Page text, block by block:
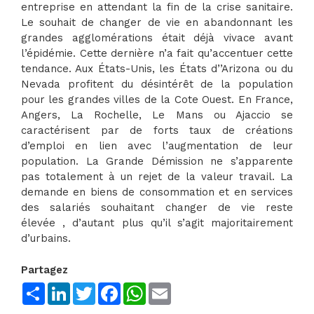
entreprise en attendant la fin de la crise sanitaire.
Le souhait de changer de vie en abandonnant les
grandes agglomérations était déjà vivace avant
l’épidémie. Cette dernière n’a fait qu’accentuer cette
tendance. Aux États-Unis, les États d’’Arizona ou du
Nevada profitent du désintérêt de la population
pour les grandes villes de la Cote Ouest. En France,
Angers, La Rochelle, Le Mans ou Ajaccio se
caractérisent par de forts taux de créations
d’emploi en lien avec l’augmentation de leur
population. La Grande Démission ne s’apparente
pas totalement à un rejet de la valeur travail. La
demande en biens de consommation et en services
des salariés souhaitant changer de vie reste
élevée , d’autant plus qu’il s’agit majoritairement
d’urbains.
Partagez
ShareLinkedInTwitterFacebookWhatsApp